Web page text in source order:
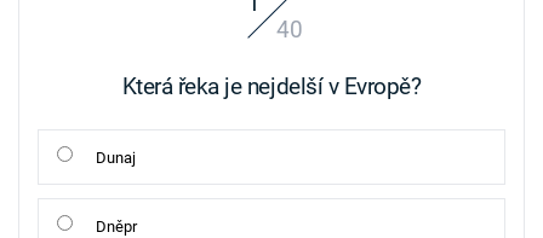
40
Která řeka je nejdelší v Evropě?
Dunaj
Dněpr